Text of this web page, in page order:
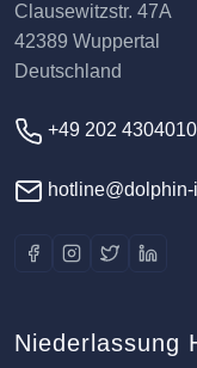
Clausewitzstr. 47A
42389 Wuppertal
Deutschland
+49 202 4304010
Niederlassung